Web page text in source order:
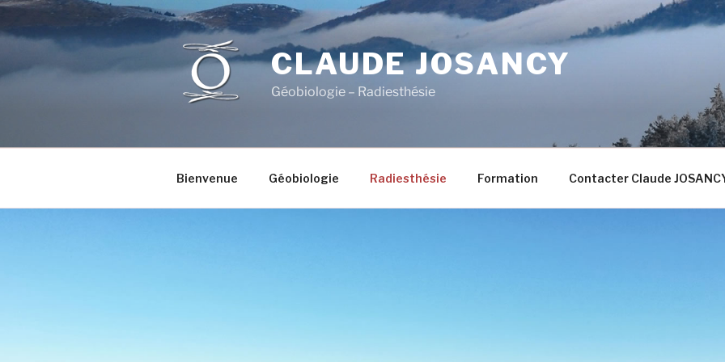
Aller
au
principal
CLAUDE JOSANCY
Géobiologie – Radiesthésie
Bienvenue Géobiologie Radiesthésie Formation Contacter Claude